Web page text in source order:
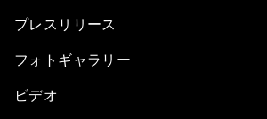
プレスリリース
フォトギャラリー
ビデオ